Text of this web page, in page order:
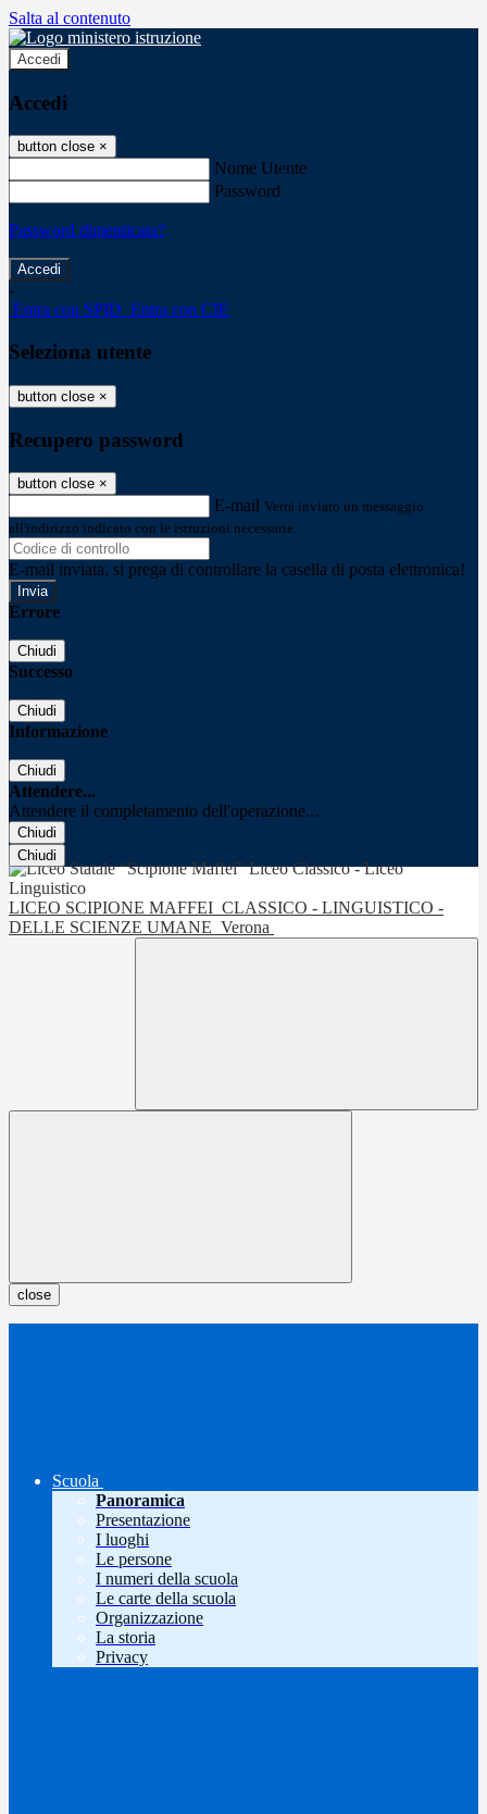
Salta al contenuto
Accedi
Accedi
button close ×
Nome Utente
Password
Password dimenticata?
-
Entra con SPID Entra con CIE
Seleziona utente
button close ×
Recupero password
button close ×
E-mail Verrà inviato un messaggio
all'indirizzo indicato con le istruzioni necessarie.
E-mail inviata, si prega di controllare la casella di posta elettronica!
Errore
Chiudi
Successo
Chiudi
Informazione
Chiudi
Attendere...
Attendere il completamento dell'operazione...
Chiudi
Chiudi
LICEO SCIPIONE MAFFEI CLASSICO - LINGUISTICO -
DELLE SCIENZE UMANE Verona
close
Scuola
Panoramica
Presentazione
I luoghi
Le persone
I numeri della scuola
Le carte della scuola
Organizzazione
La storia
Privacy